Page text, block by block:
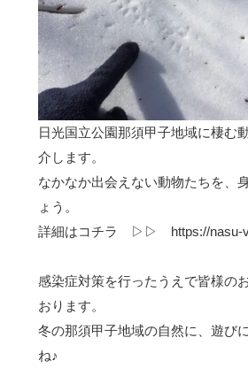
日光国立公園那須甲子地域に棲む
介します。
なかなか出会えない動物たちを、
ょう。
詳細はコチラ ▷▷ https://nasu-
感染症対策を行ったうえで皆様の
おります。
冬の那須甲子地域の自然に、遊び
ね♪